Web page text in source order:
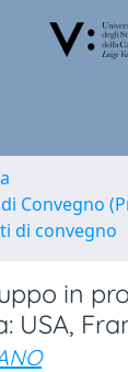
Convegno
di convegno
in
USA,